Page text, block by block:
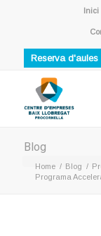
Inici
Reserva d'aules
Blog
Home / Blog /
Programa